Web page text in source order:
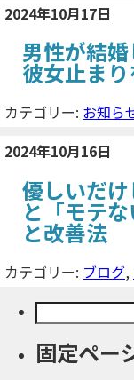
2024年10月17日
男性が結
彼女止ま
カテゴリー: お知ら
2024年10月16日
優しいだけ
と「モテ
と改善法
カテゴリー: ブログ,
検
固定ペー